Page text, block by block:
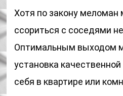
Хотя по закону
ссориться с соседями
Оптимальным выходом
установка
себя в квартире или